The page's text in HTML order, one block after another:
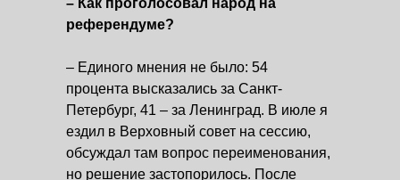
– Как проголосовал народ на
референдуме?
– Единого мнения не было: 54
процента высказались за Санкт-
Петербург, 41 – за Ленинград. В июле я
ездил в Верховный совет на сессию,
обсуждал там вопрос переименования,
но решение застопорилось. После